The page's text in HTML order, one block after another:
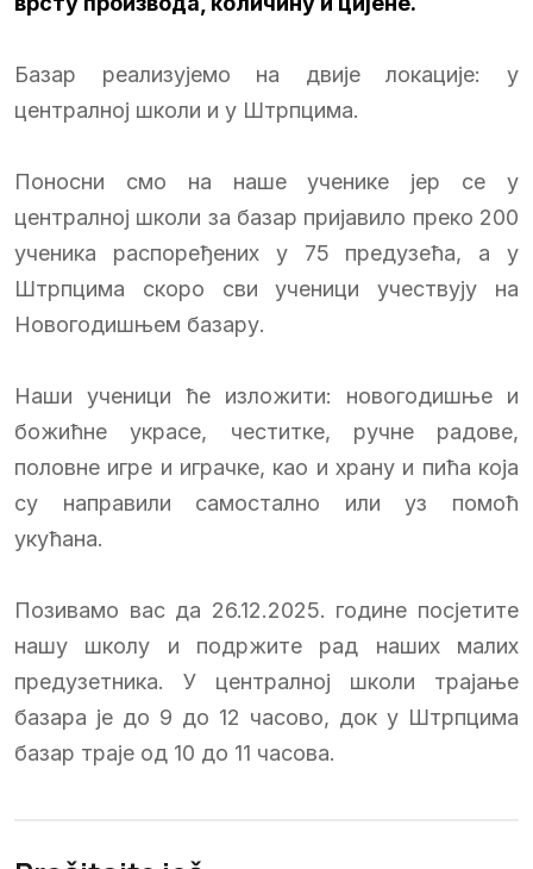
Базар реализујемо на двије локације: у
централној школи и у Штрпцима.
Поносни смо на наше ученике јер се у
централној школи за базар пријавило преко 200
ученика распоређених у 75 предузећа, а у
Штрпцима скоро сви ученици учествују на
Новогодишњем базару.
Наши ученици ће изложити: новогодишње и
божићне украсе, честитке, ручне радове,
половне игре и играчке, као и храну и пића која
су направили самостално или уз помоћ
укућана.
Позивамо вас да 26.12.2025. године посјетите
нашу школу и подржите рад наших малих
предузетника. У централној школи трајање
базара је до 9 до 12 часово, док у Штрпцима
базар траје од 10 до 11 часова.